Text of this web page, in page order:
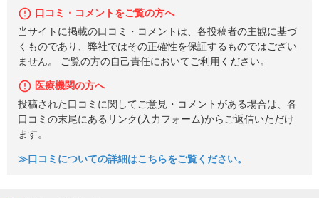
口コミ・コメントをご覧の方へ
当サイトに掲載の口コミ・コメントは、各投稿者の主観に基づ
くものであり、弊社ではその正確性を保証するものではござい
ません。 ご覧の方の自己責任においてご利用ください。
医療機関の方へ
投稿された口コミに関してご意見・コメントがある場合は、各
口コミの末尾にあるリンク(入力フォーム)からご返信いただけ
ます。
≫口コミについての詳細はこちらをご覧ください。